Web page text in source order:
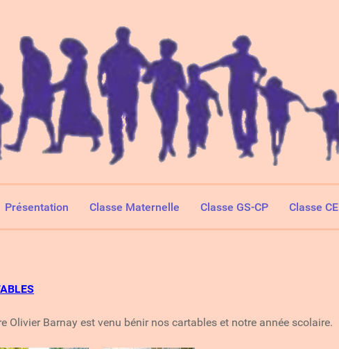
Présentation Classe Maternelle Classe GS-CP Classe CE
Olivier Barnay est venu bénir nos cartables et notre année scolaire.